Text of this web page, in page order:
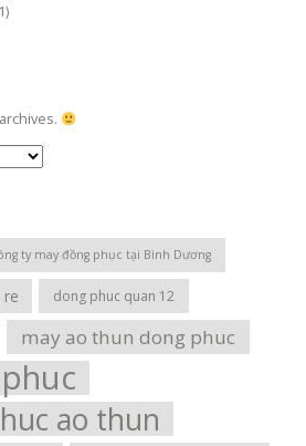
ty may đồng phục tại Bình Dương
re dong phuc quan 12
may ao thun dong phuc
ao thun